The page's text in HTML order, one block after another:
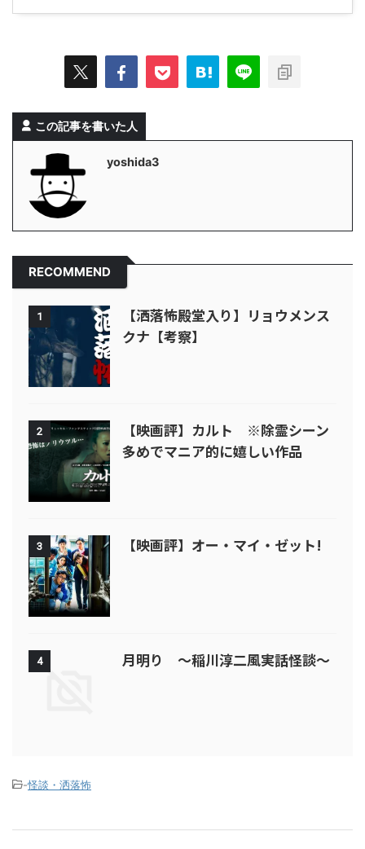
この記事を書いた人
yoshida3
RECOMMEND
1
【洒落怖殿堂入り】リョウメンス
クナ【考察】
2
【映画評】カルト ※除霊シーン
多めでマニア的に嬉しい作品
3 【映画評】オー・マイ・ゼット!
4 月明り ～稲川淳二風実話怪談～
-怪談・洒落怖